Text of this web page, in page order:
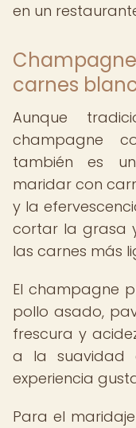
en un
carnes
Aunque
champagne
también es
maridar con
y la
cortar la grasa
las carnes más
El champagne
pollo asado,
frescura y
a la suavidad
experiencia
Para el